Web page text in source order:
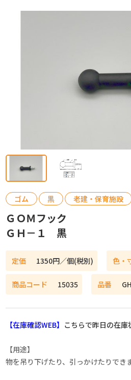
ネットショップ
お問い合わせ
ゴム 黒 老建・保育施設
ＧＯＭフック
ＧＨ－１ 黒
定価 1350円／個(税別) 色・
商品コード 15035 品番
【在庫確認WEB】 こちらで昨日の在庫
【用途】
物を吊り下げたり、引っかけたりできま